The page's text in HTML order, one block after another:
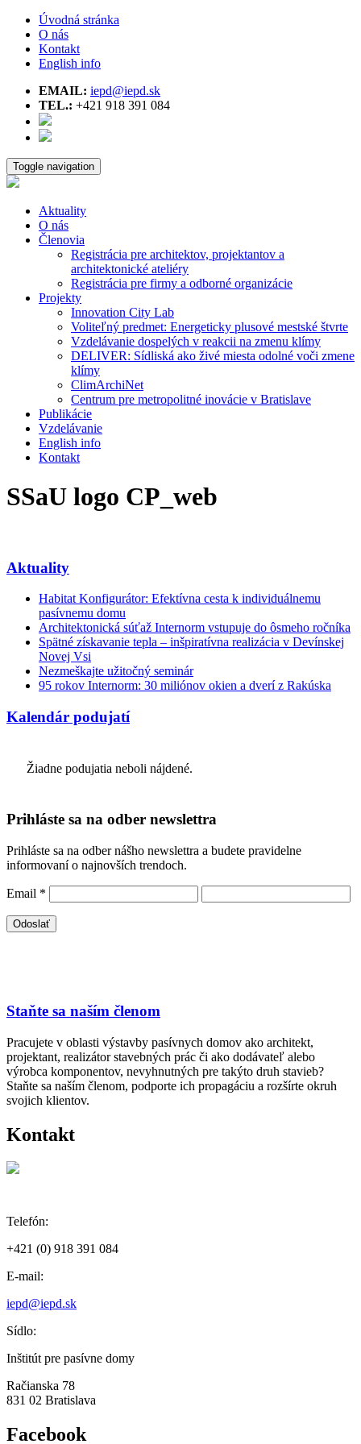
Úvodná stránka
O nás
Kontakt
English info
EMAIL: iepd@iepd.sk
TEL.: +421 918 391 084
Toggle navigation
Aktuality
O nás
Členovia
Registrácia pre architektov, projektantov a
architektonické ateliéry
Registrácia pre firmy a odborné organizácie
Projekty
Innovation City Lab
Voliteľný predmet: Energeticky plusové mestské štvrte
Vzdelávanie dospelých v reakcii na zmenu klímy
DELIVER: Sídliská ako živé miesta odolné voči zmene
klímy
ClimArchiNet
Centrum pre metropolitné inovácie v Bratislave
Publikácie
Vzdelávanie
English info
Kontakt
SSaU logo CP_web
Aktuality
Habitat Konfigurátor: Efektívna cesta k individuálnemu
pasívnemu domu
Architektonická súťaž Internorm vstupuje do ôsmeho ročníka
Spätné získavanie tepla – inšpiratívna realizácia v Devínskej
Novej Vsi
Nezmeškajte užitočný seminár
95 rokov Internorm: 30 miliónov okien a dverí z Rakúska
Kalendár podujatí
Žiadne podujatia neboli nájdené.
Prihláste sa na odber newslettra
Prihláste sa na odber nášho newslettra a budete pravidelne
informovaní o najnovších trendoch.
Email *
Staňte sa naším členom
Pracujete v oblasti výstavby pasívnych domov ako architekt,
projektant, realizátor stavebných prác či ako dodávateľ alebo
výrobca komponentov, nevyhnutných pre takýto druh stavieb?
Staňte sa naším členom, podporte ich propagáciu a rozšírte okruh
svojich klientov.
Kontakt
Telefón:
+421 (0) 918 391 084
E-mail:
iepd@iepd.sk
Sídlo:
Inštitút pre pasívne domy
Račianska 78
831 02 Bratislava
Facebook